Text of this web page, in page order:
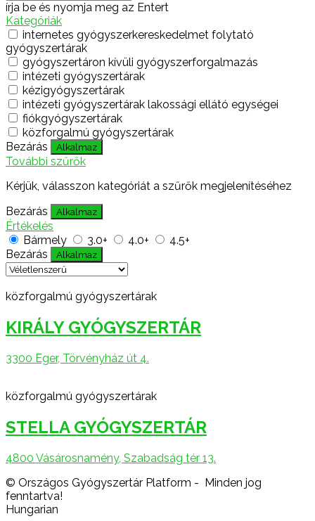
írja be és nyomja meg az Entert
Kategóriák
internetes gyógyszerkereskedelmet folytató
gyógyszertárak
gyógyszertáron kívüli gyógyszerforgalmazás
intézeti gyógyszertárak
kézigyógyszertárak
intézeti gyógyszertárak lakossági ellátó egységei
fiókgyógyszertárak
közforgalmú gyógyszertárak
Bezárás
Alkalmaz
További szűrők
Kérjük, válasszon kategóriát a szűrők megjelenítéséhez
Bezárás
Alkalmaz
Értékelés
Bármely
3.0+ 4.0+
4.5+
Bezárás
Alkalmaz
közforgalmú gyógyszertárak
KIRÁLY GYÓGYSZERTÁR
3300 Eger, Törvényház út 4.
közforgalmú gyógyszertárak
STELLA GYÓGYSZERTÁR
4800 Vásárosnamény, Szabadság tér 13.
© Országos Gyógyszertár Platform - Minden jog
fenntartva!
Hungarian